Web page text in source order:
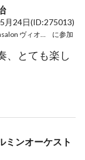
月24日(ID:275013)
に参加
、とても楽し
ミンオーケスト